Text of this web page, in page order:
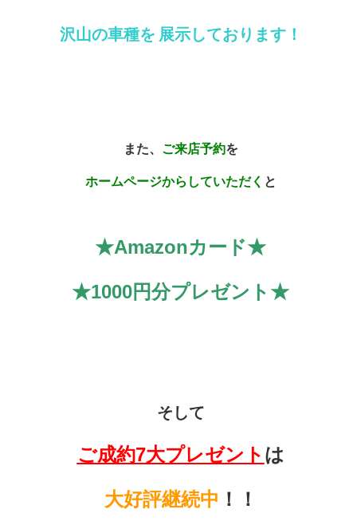
沢山の車種を 展示しております！
また、 ご来店予約を
ホームページからしていただく と
★Amazonカード★
★1000円分プレゼント★
そして
ご成約7大プレゼント は
大好評継続中 ！！